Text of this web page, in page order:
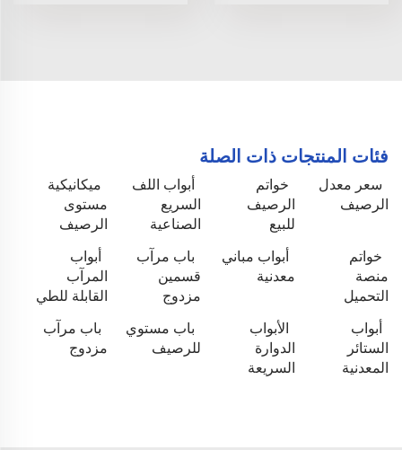
فئات المنتجات ذات الصلة
سعر معدل
الرصيف
خواتم
الرصيف
للبيع
أبواب اللف
السريع
الصناعية
ميكانيكية
مستوى
الرصيف
خواتم
منصة
التحميل
أبواب مباني
معدنية
باب مرآب
قسمين
مزدوج
أبواب
المرآب
القابلة للطي
أبواب
الستائر
المعدنية
الأبواب
الدوارة
السريعة
باب مستوي
للرصيف
باب مرآب
مزدوج